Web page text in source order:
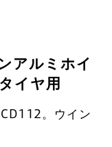
アルミホイ
イヤ用
。ウイン